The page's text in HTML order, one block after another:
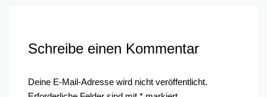
Schreibe einen Kommentar
Deine E-Mail-Adresse wird nicht veröffentlicht.